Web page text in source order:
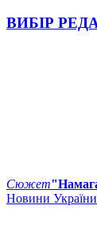
ВИБІР
Сюжет
Новини України